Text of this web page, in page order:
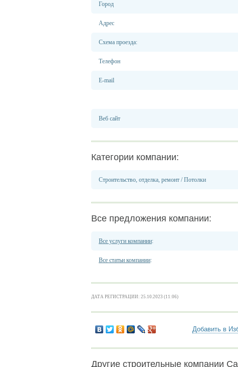
Город
Адрес
Схема проезда:
Телефон
E-mail
Веб сайт
Категории компании:
Строительство, отделка, ремонт /Потолки
Все предложения компании:
Все услуги компании:
Все статьи компании:
ДАТА РЕГИСТРАЦИИ: 25.10.2023 (11:06)
Добавить в
Другие строительные компании